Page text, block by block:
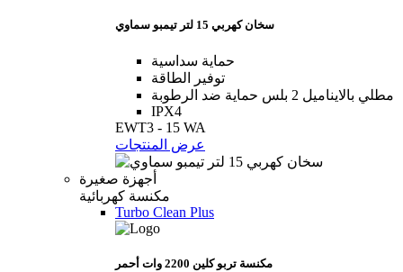
سخان كهربي 15 لتر تيمبو سماوي
حماية سداسية
توفير الطاقة
مطلي بالايناميل 2 بلس حماية ضد الرطوبة
IPX4
EWT3 - 15 WA
عرض المنتجات
أجهزة صغيرة
مكنسة كهربائية
Turbo Clean Plus
مكنسة تربو كلين 2200 وات أحمر